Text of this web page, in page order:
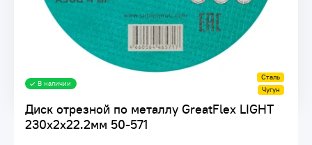
Диск отрезной по металлу GreatFlex LIGHT
230х2х22.2мм 50-571
В наличии
Сталь
Чугун